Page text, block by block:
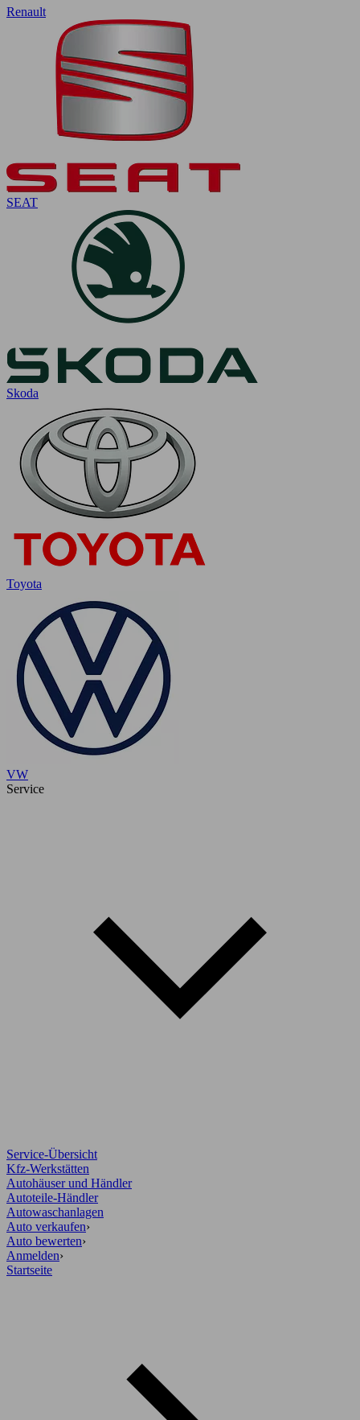
Renault
SEAT
Skoda
Toyota
VW
Service
Service-Übersicht
Kfz-Werkstätten
Autohäuser und Händler
Autoteile-Händler
Autowaschanlagen
Auto verkaufen›
Auto bewerten›
Anmelden›
Startseite